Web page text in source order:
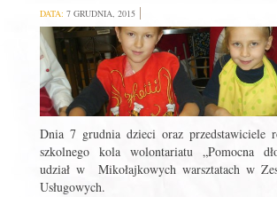
DATA: 7 GRUDNIA, 2015
Dnia 7 grudnia dzieci oraz przedstawiciele
szkolnego kola wolontariatu „Pomocna
udział w Mikołajkowych warsztatach w
Usługowych.